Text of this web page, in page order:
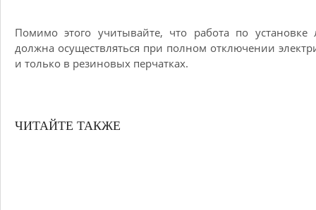
Помимо этого учитывайте, что работа по установке
должна осуществляться при полном отключении
и только в резиновых перчатках.
ЧИТАЙТЕ ТАКЖЕ